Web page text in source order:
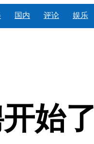
国内 评论 娱乐
始了